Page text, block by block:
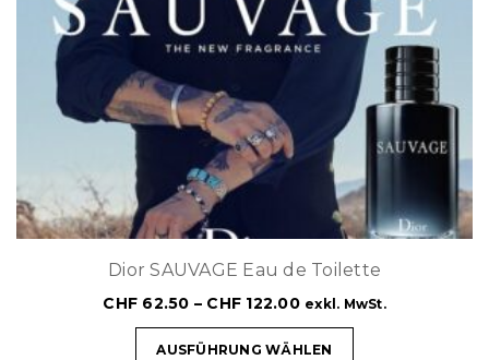
Dior SAUVAGE Eau de Toilette
CHF 62.50 – CHF 122.00 exkl. MwSt.
AUSFÜHRUNG WÄHLEN